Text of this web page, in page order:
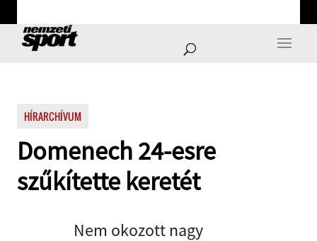
HÍRARCHÍVUM
Domenech 24-esre
szűkítette keretét
Nem okozott nagy